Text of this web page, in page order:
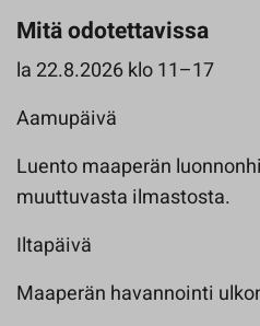
Mitä odotettavissa
la 22.8.2026 klo 11–17
Aamupäivä
Luento maaperän
muuttuvasta ilmastosta.
Iltapäivä
Maaperän havannointi